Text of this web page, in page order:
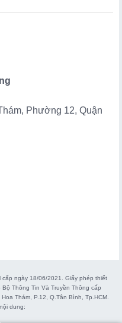
Phường 12, Quận
cấp ngày 18/06/2021. Giấy phép thiết
Thông Tin Và Truyền Thông cấp
Thám, P.12, Q.Tân Bình, Tp.HCM.
dung: